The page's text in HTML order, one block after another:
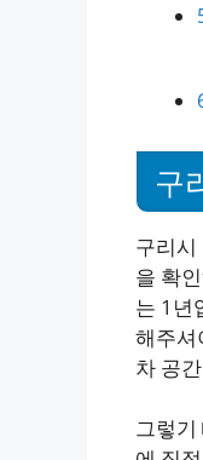
구
구리
을 확
는 1년
해주셔
차 공
그렇